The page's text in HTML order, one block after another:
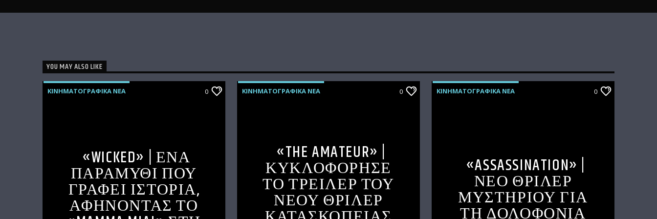
YOU MAY ALSO LIKE
ΚΙΝΗΜΑΤΟΓΡΑΦΙΚΑ ΝΕΑ 0
«WICKED» | ΈΝΑ
ΠΑΡΑΜΥΘΙ ΠΟΥ
ΓΡΑΦΕΙ ΙΣΤΟΡΙΑ,
ΑΦΗΝΟΝΤΑΣ ΤΟ
ΚΙΝΗΜΑΤΟΓΡΑΦΙΚΑ ΝΕΑ 0
«THE AMATEUR» |
ΚΥΚΛΟΦΟΡΗΣΕ
ΤΟ ΤΡΕΙΛΕΡ ΤΟΥ
ΝΕΟΥ ΘΡΙΛΕΡ
ΚΙΝΗΜΑΤΟΓΡΑΦΙΚΑ ΝΕΑ 0
«ASSASSINATION» |
ΝΕΟ ΘΡΙΛΕΡ
ΜΥΣΤΗΡΙΟΥ ΓΙΑ
ΤΗ ΔΟΛΟΦΟΝΙΑ